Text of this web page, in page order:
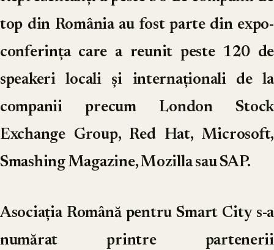
top din România au fost parte din expo-
conferința care a reunit peste 120 de
speakeri locali și internaționali de la
companii precum London Stock
Exchange Group, Red Hat, Microsoft,
Smashing Magazine, Mozilla sau SAP.
Asociația Română pentru Smart City s-a
numărat printre partenerii